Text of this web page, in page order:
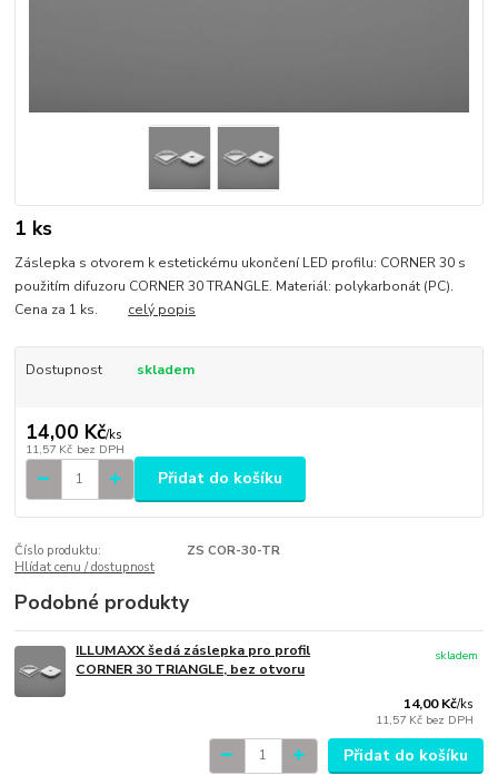
1 ks
Záslepka s otvorem k estetickému ukončení LED profilu: CORNER 30 s
použitím difuzoru CORNER 30 TRANGLE. Materiál: polykarbonát (PC).
Cena za 1 ks. celý popis
Dostupnost skladem
14,00 Kč/ks
11,57 Kč bez DPH
Přidat do košíku
Číslo produktu:
ZS COR-30-TR
Hlídat cenu / dostupnost
Podobné produkty
ILLUMAXX šedá záslepka pro profil
CORNER 30 TRIANGLE, bez otvoru
14,00 Kč/ks
11,57 Kč bez DPH
skladem
Přidat do košíku